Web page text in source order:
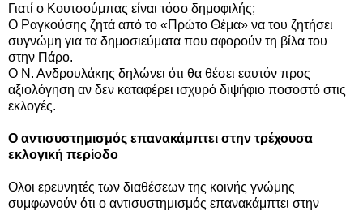
Γιατί ο Κουτσούμπας είναι τόσο δημοφιλής;
Ο Ραγκούσης ζητά από το «Πρώτο Θέμα» να του ζητήσει
συγνώμη για τα δημοσιεύματα που αφορούν τη βίλα του
στην Πάρο.
Ο Ν. Ανδρουλάκης δηλώνει ότι θα θέσει εαυτόν προς
αξιολόγηση αν δεν καταφέρει ισχυρό διψήφιο ποσοστό στις
εκλογές.
Ο αντισυστημισμός επανακάμπτει στην τρέχουσα
εκλογική περίοδο
Ολοι ερευνητές των διαθέσεων της κοινής γνώμης
συμφωνούν ότι ο αντισυστημισμός επανακάμπτει στην